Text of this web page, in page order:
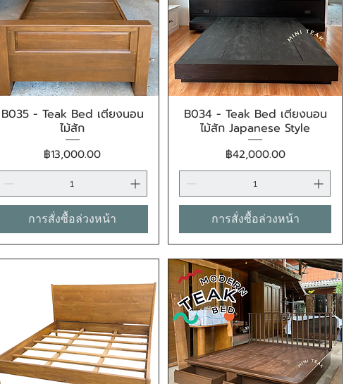
ดูข้อมูลด่วน
B035 - Teak Bed เตียงนอน
ไม้สัก
ราคา
฿13,000.00
การสั่งซื้อล่วงหน้า
ดูข้อมูลด่วน
B034 - Teak Bed เตียงนอน
ไม้สัก Japanese Style
ราคา
฿42,000.00
การสั่งซื้อล่วงหน้า